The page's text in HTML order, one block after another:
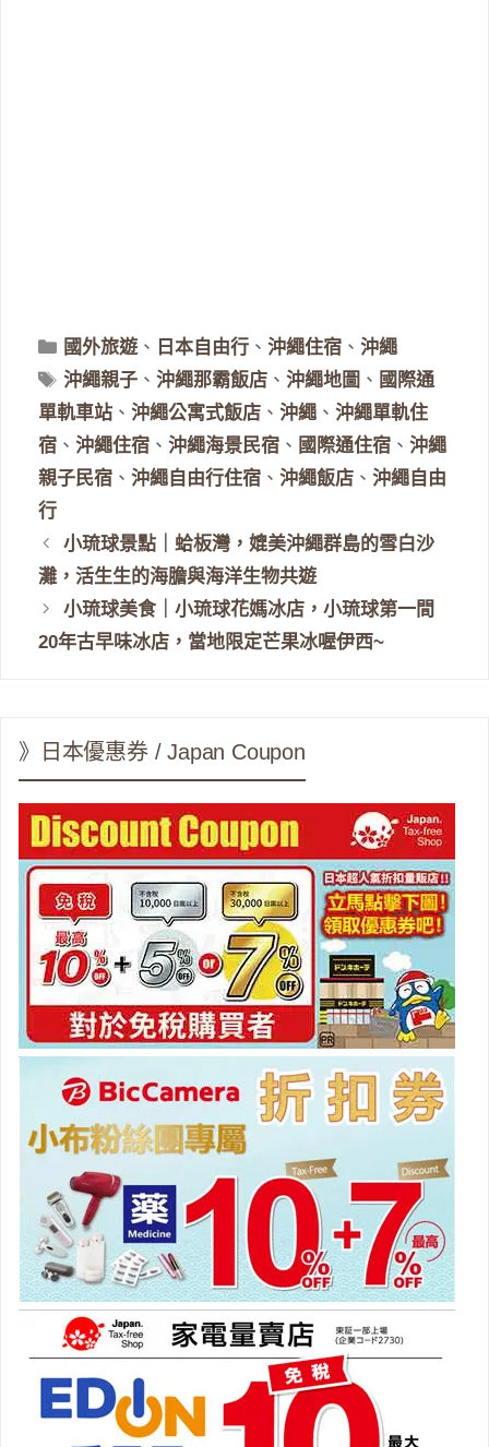
分
類
國外旅遊 、 日本自由行 、沖繩住宿 、沖繩
標
籤
沖繩親子 、沖繩那霸飯店 、沖繩地圖 、 國際通
單軌車站 、 沖繩公寓式飯店 、 沖繩 、 沖繩單軌住
宿 、 沖繩住宿 、 沖繩海景民宿 、 國際通住宿 、 沖繩
親子民宿 、 沖繩自由行住宿 、 沖繩飯店 、 沖繩自由
行
小琉球景點｜蛤板灣，媲美沖繩群島的雪白沙
灘，活生生的海膽與海洋生物共遊
小琉球美食｜小琉球花媽冰店，小琉球第一間
20年古早味冰店，當地限定芒果冰喔伊西~
》日本優惠券 / Japan Coupon